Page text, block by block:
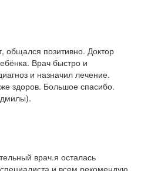
общался позитивно. Доктор
Врач быстро и
и назначил лечение.
здоров. Большое спасибо.
врач.я осталась
всем рекомендую